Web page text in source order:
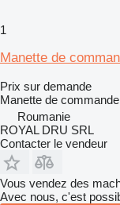
1
Manette de
Prix sur demande
Manette de commande
Roumanie
ROYAL DRU SRL
Contacter le vendeur
Vous vendez des
Avec nous, c'est